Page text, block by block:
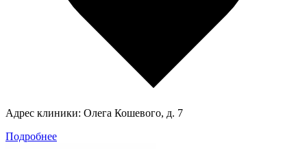
Адрес клиники: Олега Кошевого, д. 7
Подробнее